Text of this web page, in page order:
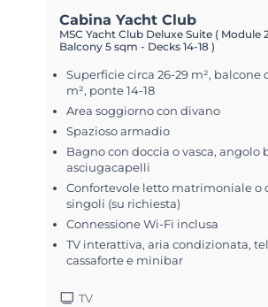
Cabina Yacht Club
MSC Yacht Club Deluxe Suite ( Module
Balcony 5 sqm - Decks 14-18 )
Superficie circa 26-29 m², balcone
m², ponte 14-18
Area soggiorno con divano
Spazioso armadio
Bagno con doccia o vasca, angolo
asciugacapelli
Confortevole letto matrimoniale o
singoli (su richiesta)
Connessione Wi-Fi inclusa
TV interattiva, aria condizionata,
cassaforte e minibar
TV